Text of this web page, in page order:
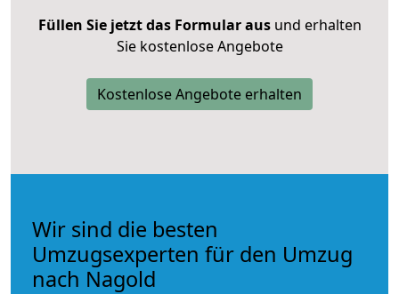
Füllen Sie jetzt das Formular ausund erhalten
Sie kostenlose Angebote
Kostenlose Angebote erhalten
Wir sind die besten
Umzugsexperten für den Umzug
nach Nagold